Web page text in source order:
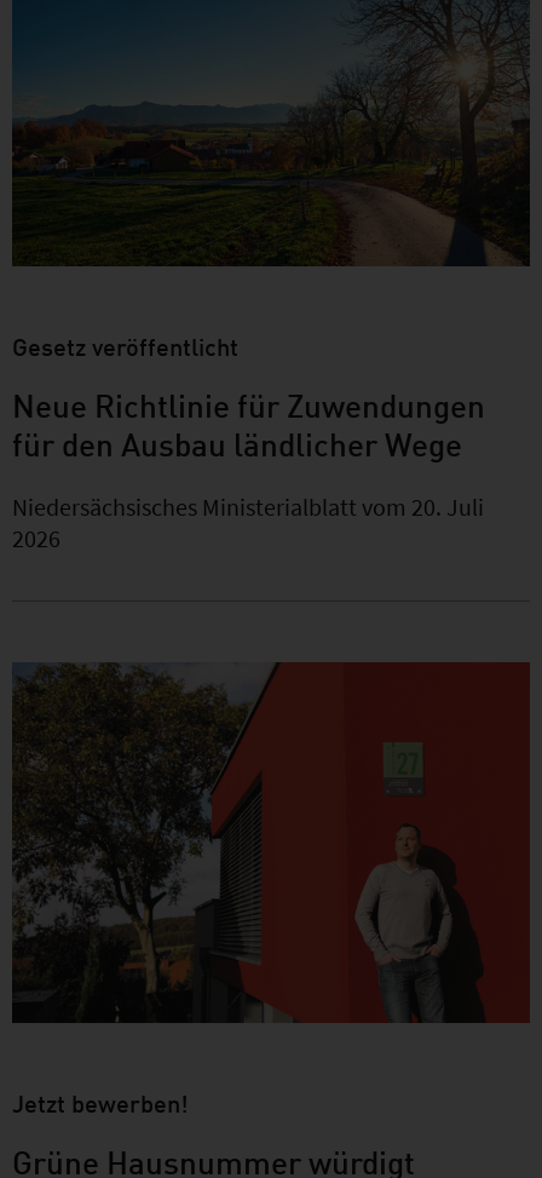
Gesetz veröffentlicht
Neue Richtlinie für Zuwendungen
für den Ausbau ländlicher Wege
Niedersächsisches Ministerialblatt vom 20. Juli
2026
Jetzt bewerben!
Grüne Hausnummer würdigt